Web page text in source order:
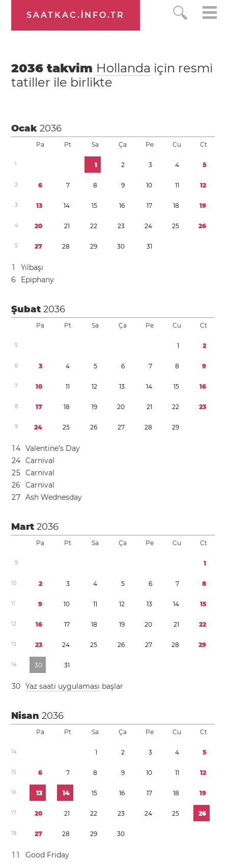
SAATKAC.INFO.TR
2036 takvim Hollanda için resmi
tatiller ile birlikte
Ocak2036
Pa Pt Sa Ça Pe Cu Ct
1 1 2 3 4 5
2 6 7 8 9 10 11 12
3 13 14 15 16 17 18 19
4 20 21 22 23 24 25 26
5 27 28 29 30 31
1
Yılbaşı
6
Epiphany
Şubat2036
Pa Pt Sa Ça Pe Cu Ct
5 1 2
6 3 4 5 6 7 8 9
7 10 11 12 13 14 15 16
8 17 18 19 20 21 22 23
9 24 25 26 27 28 29
14 Valentine’s Day
24 Carnival
25 Carnival
26
Carnival
27 Ash Wednesday
Mart2036
Pa Pt Sa Ça Pe Cu Ct
9 1
10 2 3 4 5 6 7 8
11 9 10 11 12 13 14 15
12 16 17 18 19 20 21 22
13 23 24 25 26 27 28 29
14 30 31
30 Yaz saati uygulaması başlar
Nisan2036
Pa Pt Sa Ça Pe Cu Ct
14 1 2 3 4 5
15 6 7 8 9 10 11 12
16 13 14 15 16 17 18 19
17 20 21 22 23 24 25 26
18 27 28 29 30
1 1
Good Friday